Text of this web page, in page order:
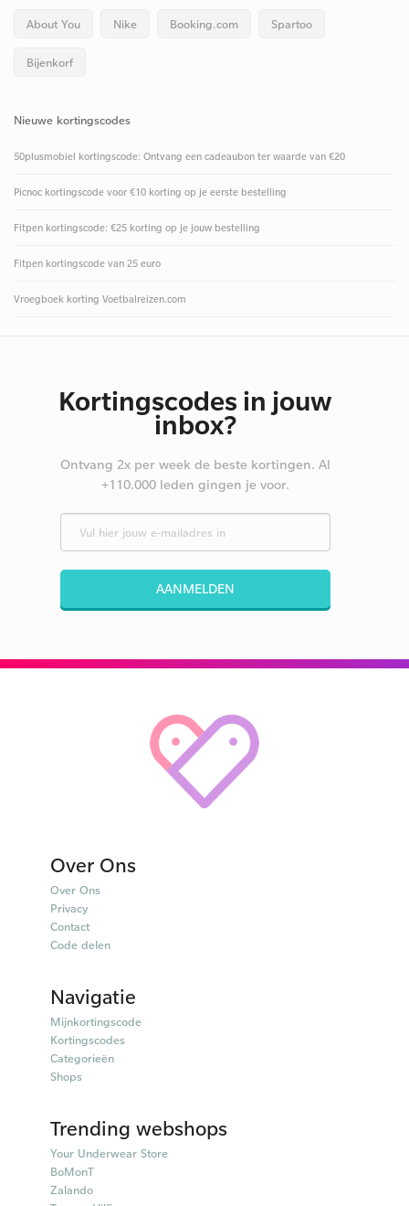
About You Nike Booking.com Spartoo
Bijenkorf
Nieuwe kortingscodes
50plusmobiel kortingscode: Ontvang een cadeaubon ter waarde van €20
Picnoc kortingscode voor €10 korting op je eerste bestelling
Fitpen kortingscode: €25 korting op je jouw bestelling
Fitpen kortingscode van 25 euro
Vroegboek korting Voetbalreizen.com
Kortingscodes in jouw
inbox?
Ontvang 2x per week de beste kortingen. Al
+110.000 leden gingen je voor.
AANMELDEN
Over Ons
Over Ons
Privacy
Contact
Code delen
Navigatie
Mijnkortingscode
Kortingscodes
Categorieën
Shops
Trending webshops
Your Underwear Store
BoMonT
Zalando